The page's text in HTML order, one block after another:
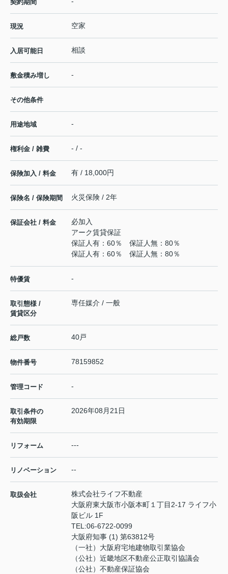
契約期間
現況 空家
入居可能日 相談
敷金積み増し -
その他条件
用途地域 -
権利金 / 雑費 - / -
保険加入 / 料金 有 / 18,000円
保険名 / 保険期間 火災保険 / 2年
保証会社 / 料金
必加入
アーク賃貸保証
保証人有：60％ 保証人無：80％
保証人有：60％ 保証人無：80％
特優賃 -
取引態様 /
賃貸区分
専任媒介 / 一般
総戸数 40戸
物件番号 78159852
管理コード -
取引条件の
有効期限
2026年08月21日
リフォーム ---
リノベーション --
取扱会社
株式会社ライフ不動産
大阪府東大阪市小阪本町１丁目2-17 ライフ小
阪ビル 1F
TEL:06-6722-0099
大阪府知事 (1) 第63812号
（一社）大阪府宅地建物取引業協会
（公社）近畿地区不動産公正取引協議会
（公社）不動産保証協会